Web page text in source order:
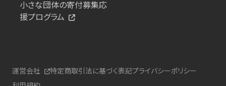
小さな団体の寄付募集応
援プログラム
運営会社 特定商取引法に基づく表記プライバシーポリシー